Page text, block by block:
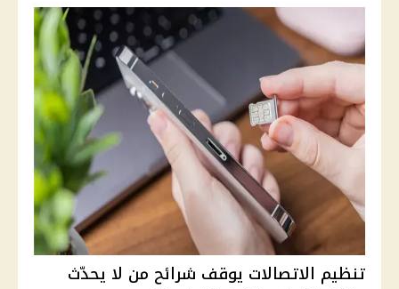
تنظيم الاتصالات يوقف شرائح من لا يحدّث